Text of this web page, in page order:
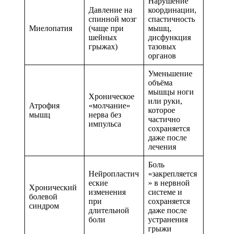
Миелопатия
Давление на
спинной мозг
(чаще при
шейных
грыжах)
координации,
спастичность
мышц,
дисфункция
тазовых
органов
Атрофия
мышц
Хроническое
«молчание»
нерва без
импульса
Уменьшение
объёма
мышцы ноги
или руки,
которое
частично
сохраняется
даже после
лечения
Хронический
болевой
синдром
Нейропластич
еские
изменения
при
длительной
боли
Боль
«закрепляется
» в нервной
системе и
сохраняется
даже после
устранения
грыжи